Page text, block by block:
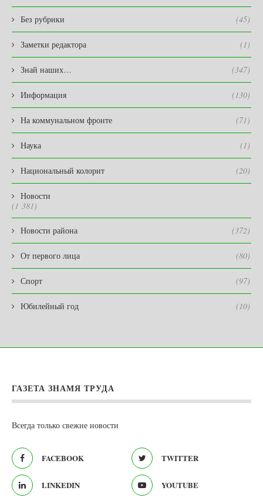
Без рубрики (45)
Заметки редактора (1)
Знай наших… (347)
Информация (130)
На коммунальном фронте (71)
Наука (1)
Национальный колорит (20)
Новости
(1 381)
Новости района (372)
От первого лица (80)
Спорт (97)
Юбилейный год (10)
ГАЗЕТА ЗНАМЯ ТРУДА
Всегда только свежие новости
FACEBOOK TWITTER
LINKEDIN YOUTUBE